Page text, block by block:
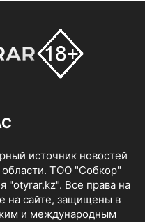
источник новостей
ТОО "Собкор"
"otyrar.kz". Все права на
на сайте, защищены в
и международным